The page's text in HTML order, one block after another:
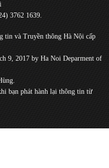
3762 1639.
tin và Truyền thông Hà Nội cấp
9, 2017 by Ha Noi Deparment of
bạn phát hành lại thông tin từ